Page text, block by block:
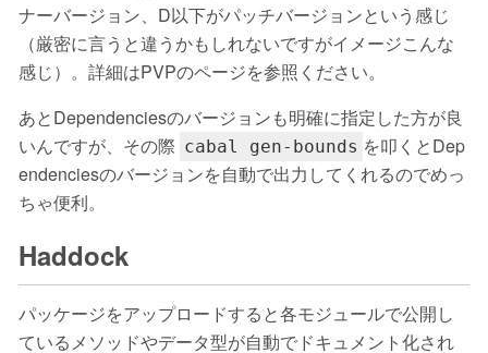
ナーバージョン、D以下がパッチバージョンという感じ
（厳密に言うと違うかもしれないですがイメージこんな
感じ）。詳細はPVPのページを参照ください。
あとDependenciesのバージョンも明確に指定した方が良
いんですが、その際 cabal gen-bounds を叩くとDep
endenciesのバージョンを自動で出力してくれるのでめっ
ちゃ便利。
Haddock
パッケージをアップロードすると各モジュールで公開し
ているメソッドやデータ型が自動でドキュメント化され